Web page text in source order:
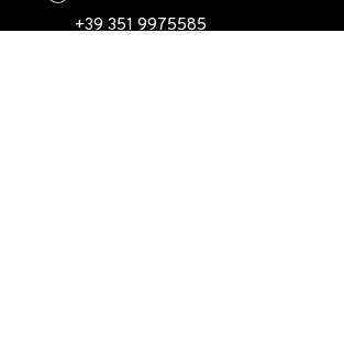
+39 351 9975585